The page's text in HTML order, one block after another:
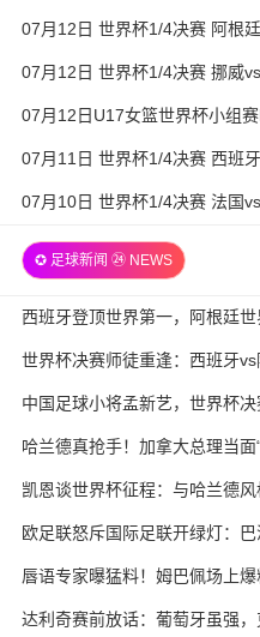
07月12日 世界杯1/4决赛 阿根
07月12日 世界杯1/4决赛 挪威
07月12日U17女篮世界杯小组
篮 全场录像
07月11日 世界杯1/4决赛 西班
07月10日 世界杯1/4决赛 法国
✪ 足球新闻 ㉔ NEWS
西班牙登顶世界第一，阿根廷
世界杯决赛师徒重逢：西班牙
天的战术板
中国足球小将孟新艺，世界杯决
哈兰德真抢手！加拿大总理当
卖品
凯恩谈世界杯征程：与哈兰德
欧足联怒斥国际足联开绿灯：
唇语专家曝猛料！姆巴佩场上
妈的X"
达利奇赛前放话：葡萄牙虽强